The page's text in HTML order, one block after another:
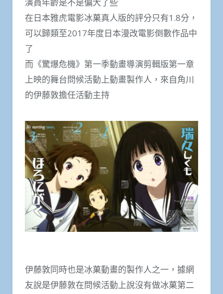
演員年齡是不是偏大了些
在日本雅虎電影冰菓真人版的評分只有1.8分，
可以歸類至2017年度日本漫改電影倒數作品中
了
而《驚爆危機》第一季動畫導演剪輯版第一章
上映的舞台問候活動上動畫製作人，來自角川
的伊藤敦擔任活動主持
伊藤敦同時也是冰菓動畫的製作人之一，據網
友說是伊藤敦在問候活動上說沒有做冰菓第二